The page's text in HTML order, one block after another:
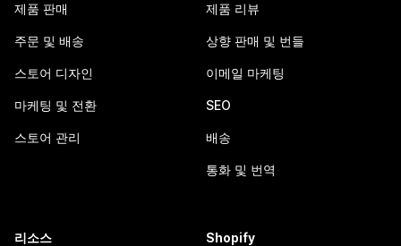
제품 판매
주문 및 배송
스토어 디자인
마케팅 및 전환
스토어 관리
제품 리뷰
상향 판매 및 번들
이메일 마케팅
SEO
배송
통화 및 번역
리소스 Shopify